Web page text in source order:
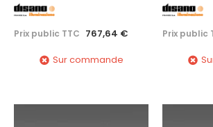
Prix public TTC 767,64 €
Sur commande
Prix public